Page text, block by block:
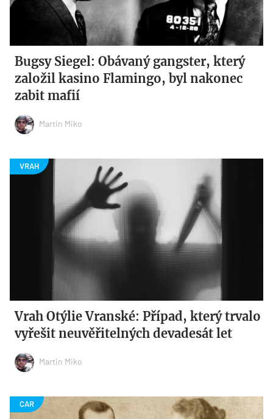
Bugsy Siegel: Obávaný gangster, který
založil kasino Flamingo, byl nakonec
zabit mafií
Martin Miko
Vrah Otýlie Vranské: Případ, který trvalo
vyřešit neuvěřitelných devadesát let
Martin Miko